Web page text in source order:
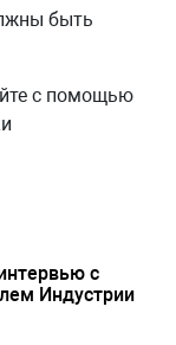
быть
с помощью
с
Индустрии